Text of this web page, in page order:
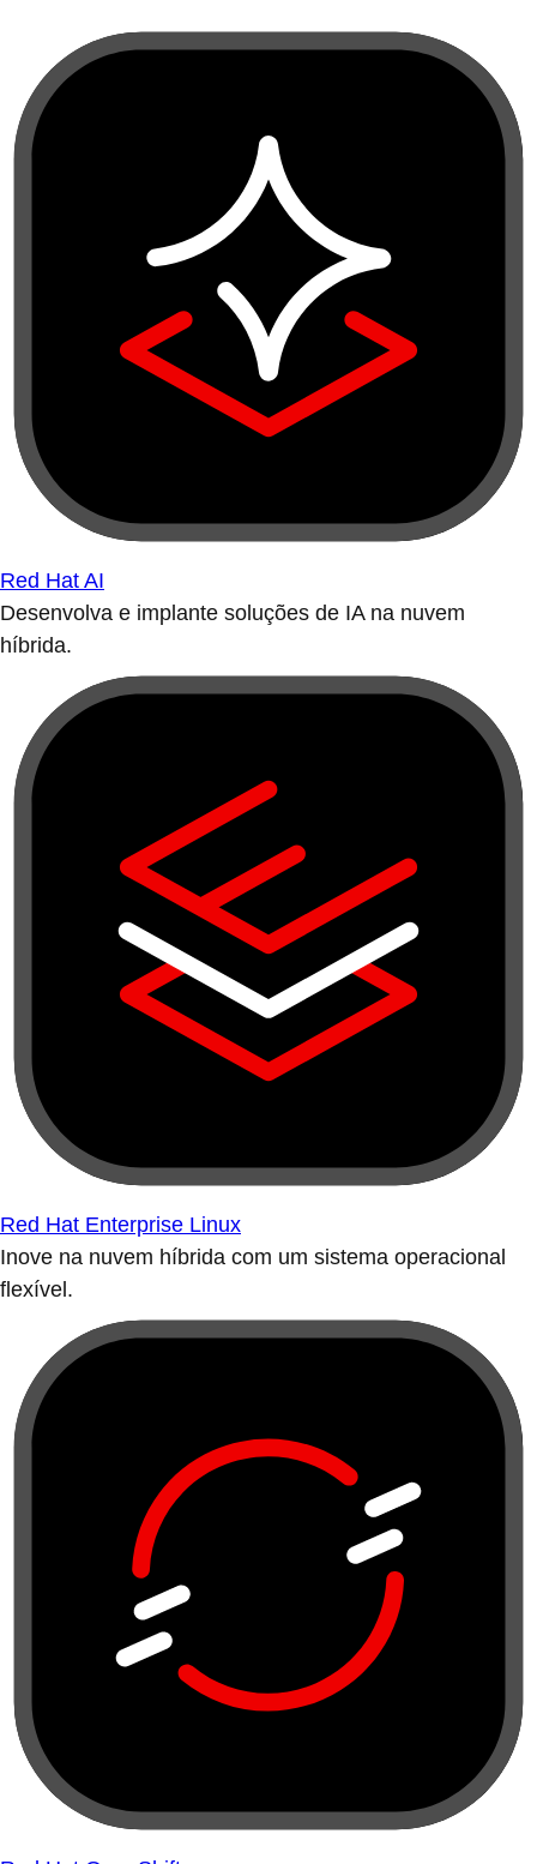
Red Hat AI
Desenvolva e implante soluções de IA na nuvem
híbrida.
Red Hat Enterprise Linux
Inove na nuvem híbrida com um sistema operacional
flexível.